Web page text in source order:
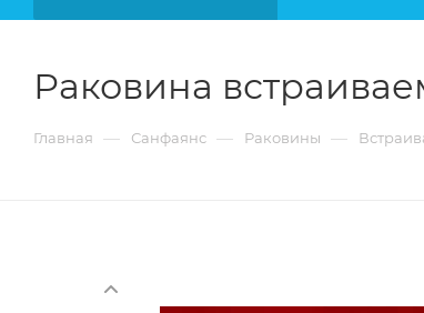
Раковина
Главная — Санфаянс — Раковины —